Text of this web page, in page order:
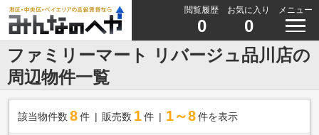
閲覧履歴
0
お気に入り
0
メニュー
ファミリーマート リバージュ品川店の
周辺物件一覧
該当物件数 8件 販売数 1 件 1～8 件を表示